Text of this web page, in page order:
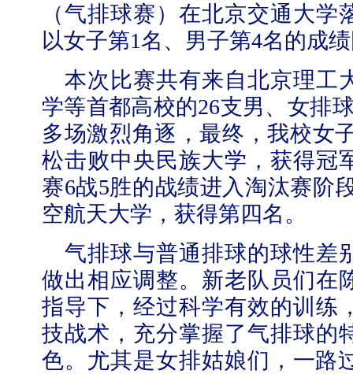
（气排球赛）在北京交通大
以女子第1名、男子第4名的成
本次比赛共有来自北京理工
学等首都高校的26支男、女排
多场激烈角逐，最终，我校女
松击败中央民族大学，获得冠
赛6战5胜的战绩进入淘汰赛阶
空航天大学，获得第四名。
气排球与普通排球的球性差
做出相应调整。新老队员们在
指导下，经过科学有效的训练
技战术，充分掌握了气排球的
色。尤其是女排姑娘们，一路
【审核评估】新一轮本科教育教学审核评估工作